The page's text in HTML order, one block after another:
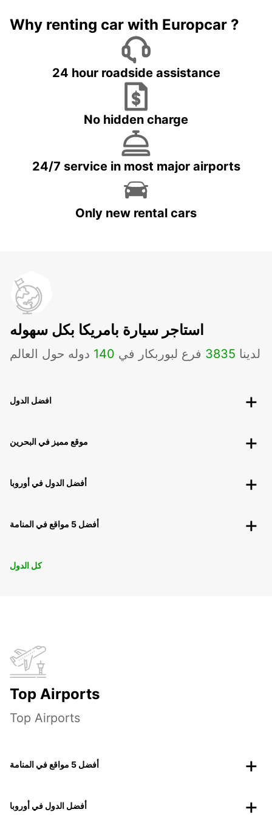
Why renting car with Europcar ?
24 hour roadside assistance
No hidden charge
24/7 service in most major airports
Only new rental cars
استاجر سيارة بامريكا بكل سهوله
لدينا 3835 فرع لبوربكار في 140 دوله حول العالم
افضل الدول
موقع مميز في البحرين
أفضل الدول في أوروبا
أفضل 5 مواقع في المنامة
كل الدول
Top Airports
Top Airports
أفضل 5 مواقع في المنامة
أفضل الدول في أوروبا